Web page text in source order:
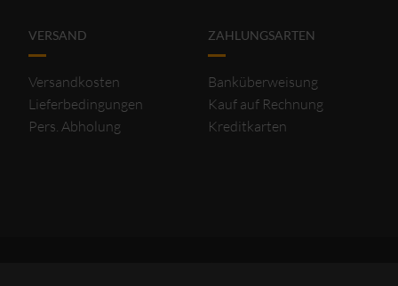
VERSAND
Versandkosten
Lieferbedingungen
Pers. Abholung
ZAHLUNGSARTEN
Banküberweisung
Kauf auf Rechnung
Kreditkarten